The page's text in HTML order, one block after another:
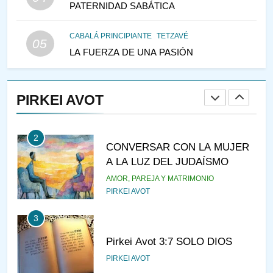
PATERNIDAD SABÁTICA
05
CABALÁ PRINCIPIANTE TETZAVÉ
LA FUERZA DE UNA PASIÓN
PIRKEI AVOT
IEHOSHÚA? Y LA QUEJA DE
1
RAZI ¿QUIÉN ES SABIO?
2
CONVERSAR CON LA MUJER
A LA LUZ DEL JUDAÍSMO
AMOR, PAREJA Y MATRIMONIO
PIRKEI AVOT
3
Pirkei Avot 3:7 SOLO DIOS
PIRKEI AVOT